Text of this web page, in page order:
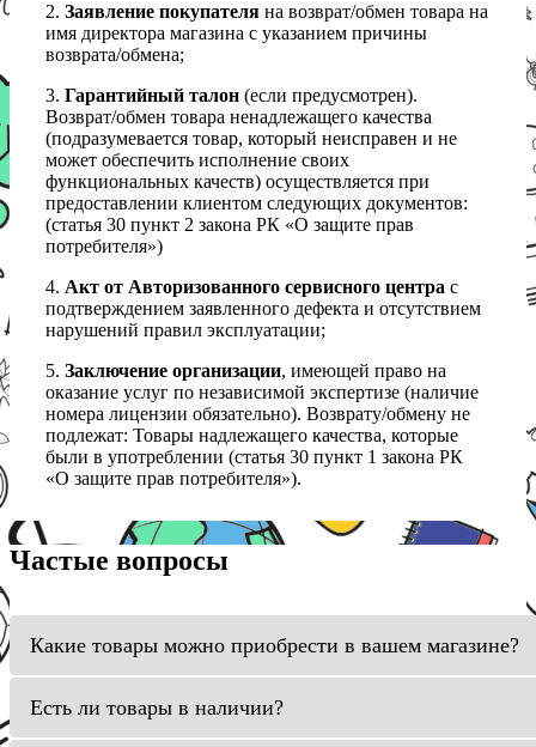
2. Заявление покупателя на возврат/обмен товара на
имя директора магазина с указанием причины
возврата/обмена;
3. Гарантийный талон (если предусмотрен).
Возврат/обмен товара ненадлежащего качества
(подразумевается товар, который неисправен и не
может обеспечить исполнение своих
функциональных качеств) осуществляется при
предоставлении клиентом следующих документов:
(статья 30 пункт 2 закона РК «О защите прав
потребителя»)
4. Акт от Авторизованного сервисного центра с
подтверждением заявленного дефекта и отсутствием
нарушений правил эксплуатации;
5. Заключение организации, имеющей право на
оказание услуг по независимой экспертизе (наличие
номера лицензии обязательно). Возврату/обмену не
подлежат: Товары надлежащего качества, которые
были в употреблении (статья 30 пункт 1 закона РК
«О защите прав потребителя»).
Частые вопросы
Какие товары можно приобрести в вашем магазине?
Есть ли товары в наличии?